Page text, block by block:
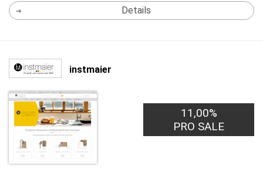
Details
instmaier
11,00%
PRO SALE